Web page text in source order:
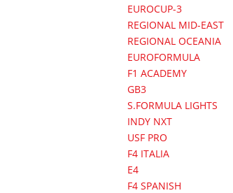
EUROCUP-3
REGIONAL MID-EAST
REGIONAL OCEANIA
EUROFORMULA
F1 ACADEMY
GB3
S.FORMULA LIGHTS
INDY NXT
USF PRO
F4 ITALIA
E4
F4 SPANISH